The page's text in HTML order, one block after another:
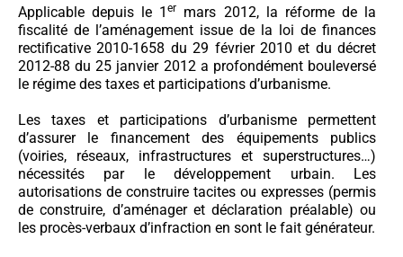
Applicable depuis le 1er
mars 2012, la réforme de la
fiscalité de l’aménagement issue de la loi de finances
rectificative 2010-1658 du 29 février 2010 et du décret
2012-88 du 25 janvier 2012 a profondément bouleversé
le régime des taxes et participations d’urbanisme.
Les taxes et participations d’urbanisme permettent
d’assurer le financement des équipements publics
(voiries, réseaux, infrastructures et superstructures…)
nécessités par le développement urbain. Les
autorisations de construire tacites ou expresses (permis
de construire, d’aménager et déclaration préalable) ou
les procès-verbaux d’infraction en sont le fait générateur.